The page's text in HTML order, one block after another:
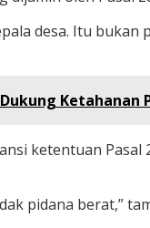
desa. Itu
Ketahanan
ketentuan Pasal
pidana berat,”